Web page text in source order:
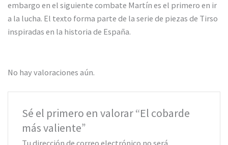
embargo en el siguiente combate Martín es el primero en ir
a la lucha. El texto forma parte de la serie de piezas de Tirso
inspiradas en la historia de España.
No hay valoraciones aún.
Sé el primero en valorar “El cobarde
más valiente”